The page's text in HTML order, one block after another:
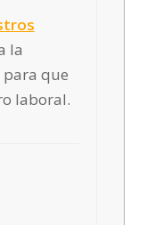
la
que
laboral.